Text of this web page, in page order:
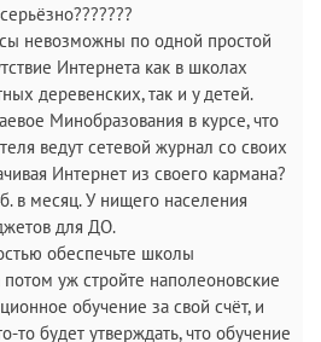
невозможны по одной простой
Интернета как в школах
деревенских, так и у детей.
Минобразования в курсе, что
ведут сетевой журнал со своих
Интернет из своего кармана?
в месяц. У нищего населения
для ДО.
обеспечьте школы
уж стройте наполеоновские
обучение за свой счёт, и
то будет утверждать, что обучение